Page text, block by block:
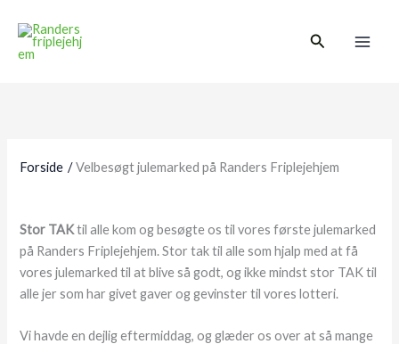
indholdet
Søg
Forside Velbesøgt julemarked på Randers Friplejehjem
Stor TAKtil alle kom og besøgte os til vores første julemarked
på Randers Friplejehjem. Stor tak til alle som hjalp med at få
vores julemarked til at blive så godt, og ikke mindst stor TAK til
alle jer som har givet gaver og gevinster til vores lotteri.
Vi havde en dejlig eftermiddag, og glæder os over at så mange